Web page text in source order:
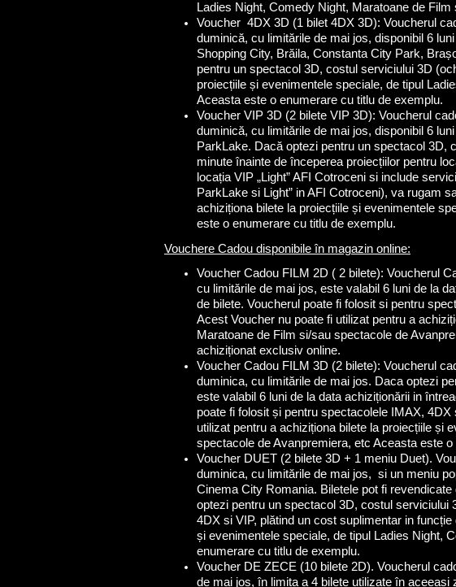
Ladies Night, Comedy Night, Maratoane de
Voucher 4DX 3D (1 bilet 4DX 3D): Voucherul
duminică, cu limitările de mai jos, disponibil 6
Shopping City, Brăila, Constanta City Park,
pentru un spectacol 3D, costul serviciului 3D
proiecțiile și evenimentele speciale, de tipul
Aceasta este o enumerare cu titlu de exemplu.
Voucher VIP 3D (2 bilete VIP 3D): Voucherul
duminică, cu limitările de mai jos, disponibil 6
ParkLake. Dacă optezi pentru un spectacol 3D,
minute înainte de începerea proiecțiilor pentru
locația VIP „Light” AFI Cotroceni si include
ParkLake si Light” in AFI Cotroceni), va rugam
achiziționa bilete la proiecțiile și evenimentele
este o enumerare cu titlu de exemplu.
Vouchere Cadou disponibile în magazin online:
Voucher Cadou FILM 2D ( 2 bilete): Voucherul
cu limitările de mai jos, este valabil 6 luni de la
de bilete. Voucherul poate fi folosit si pentru
Acest Voucher nu poate fi utilizat pentru a
Maratoane de Film si/sau spectacole de
achiziționat exclusiv online.
Voucher Cadou FILM 3D (2 bilete): Voucherul
duminica, cu limitările de mai jos. Daca optezi
este valabil 6 luni de la data achiziționării in
poate fi folosit și pentru spectacolele IMAX,
utilizat pentru a achiziționa bilete la proiecțiile și
spectacole de Avanpremiera, etc Aceasta este
Voucher DUET (2 bilete 3D + 1 meniu Duet).
duminica, cu limitările de mai jos, si un meniu
Cinema City Romania. Biletele pot fi
optezi pentru un spectacol 3D, costul serviciului
4DX si VIP, plătind un cost suplimentar in
și evenimentele speciale, de tipul Ladies Night,
enumerare cu titlu de exemplu.
Voucher DE ZECE (10 bilete 2D). Voucherul
de mai jos, în limita a 4 bilete utilizate în